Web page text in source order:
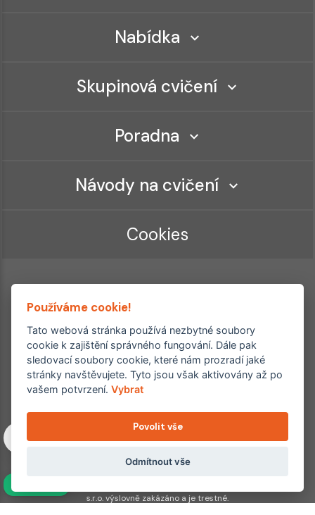
Nabídka
Skupinová cvičení
Poradna
Návody na cvičení
Cookies
Ordinace roku
Rehabilitační ordinace
2. místo – 2017/2019
Copyright © 2011–2026 FYZIOklinika s.r.o.
Machkova 1642/2, Praha 4, Jižní Město – Chodov
Všechna práva vyhrazena. Jakékoliv užití obsahu či jeho částí
s.r.o. výslovně zakázáno a je trestné.
Používáme cookie!
Tato webová stránka používá nezbytné soubory
cookie k zajištění správného fungování. Dále pak
sledovací soubory cookie, které nám prozradí jaké
stránky navštěvujete. Tyto jsou však aktivovány až po
vašem potvrzení.Vybrat
Povolit vše
Odmítnout vše